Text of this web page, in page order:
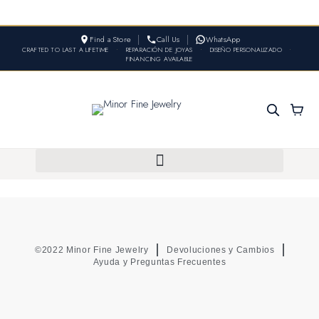
Find a Store Call Us WhatsApp
CRAFTED TO LAST A LIFETIME • REPARACIÓN DE JOYAS • DISEÑO PERSONALIZADO
•
FINANCING AVAILABLE
©2022 Minor Fine Jewelry
Devoluciones y Cambios
Ayuda y Preguntas Frecuentes